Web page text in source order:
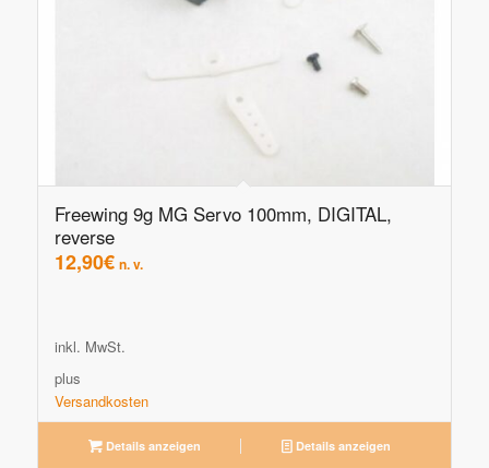
Freewing 9g MG Servo 100mm, DIGITAL,
reverse
12,90€ n. v.
inkl. MwSt.
plus
Versandkosten
Details anzeigen Details anzeigen